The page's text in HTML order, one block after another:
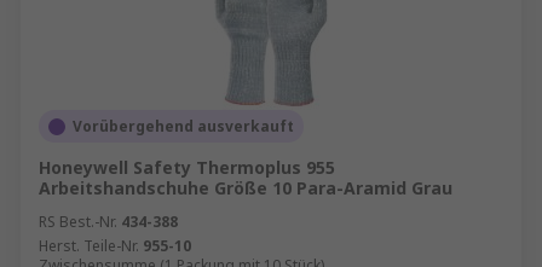
Vorübergehend ausverkauft
Honeywell Safety Thermoplus 955
Arbeitshandschuhe Größe 10 Para-Aramid Grau
RS Best.-Nr. 434-388
Herst. Teile-Nr. 955-10